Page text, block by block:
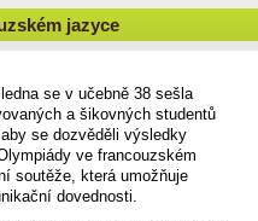
jazyce
se v učebně 38 sešla
a šikovných studentů
se dozvěděli výsledky
ve francouzském
soutěže, která umožňuje
dovednosti.